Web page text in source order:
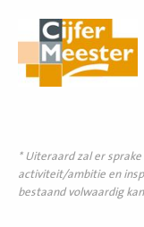
* Uiteraard zal er
activiteit/ambitie en
bestaand volwaardig